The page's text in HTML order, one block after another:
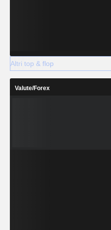
Altri top & flop
Valute/Forex